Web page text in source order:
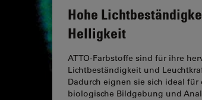
Hohe
Helligkeit
ATTO-Farbstoffe sind für ihre
Lichtbeständigkeit und
Dadurch eignen sie sich ideal für
biologische Bildgebung und